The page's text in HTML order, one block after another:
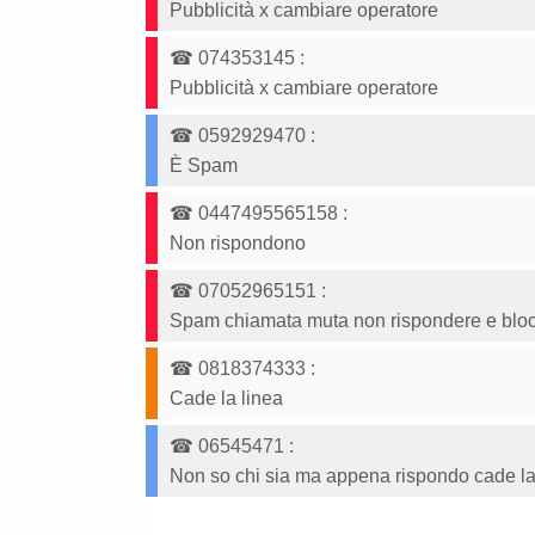
Pubblicità x cambiare operatore
☎ 074353145 :
Pubblicità x cambiare operatore
☎ 0592929470 :
È Spam
☎ 0447495565158 :
Non rispondono
☎ 07052965151 :
Spam chiamata muta non rispondere e
☎ 0818374333 :
Cade la linea
☎ 06545471 :
Non so chi sia ma appena rispondo cade